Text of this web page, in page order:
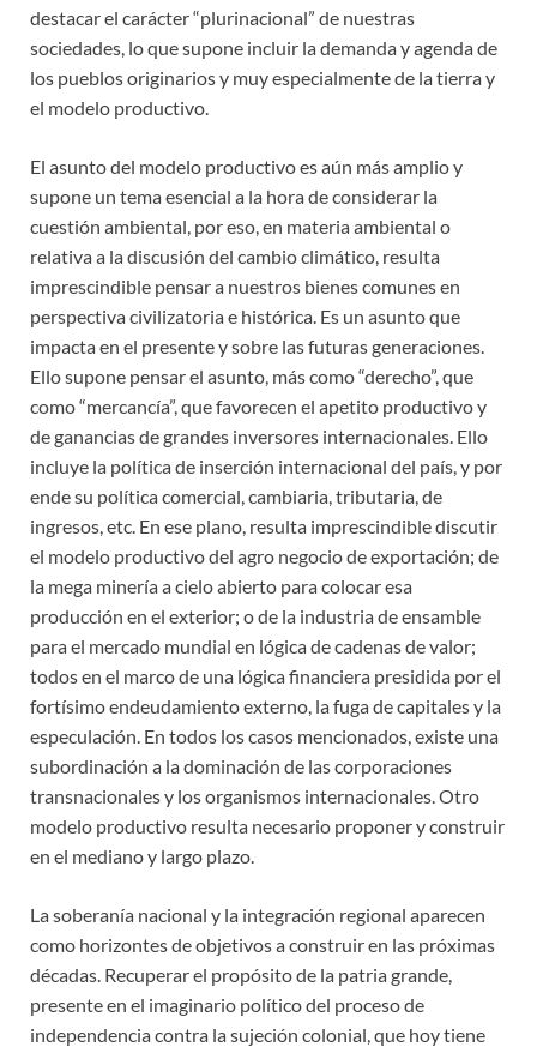
destacar el carácter “plurinacional” de nuestras
sociedades, lo que supone incluir la demanda y agenda de
los pueblos originarios y muy especialmente de la tierra y
el modelo productivo.
El asunto del modelo productivo es aún más amplio y
supone un tema esencial a la hora de considerar la
cuestión ambiental, por eso, en materia ambiental o
relativa a la discusión del cambio climático, resulta
imprescindible pensar a nuestros bienes comunes en
perspectiva civilizatoria e histórica. Es un asunto que
impacta en el presente y sobre las futuras generaciones.
Ello supone pensar el asunto, más como “derecho”, que
como “mercancía”, que favorecen el apetito productivo y
de ganancias de grandes inversores internacionales. Ello
incluye la política de inserción internacional del país, y por
ende su política comercial, cambiaria, tributaria, de
ingresos, etc. En ese plano, resulta imprescindible discutir
el modelo productivo del agro negocio de exportación; de
la mega minería a cielo abierto para colocar esa
producción en el exterior; o de la industria de ensamble
para el mercado mundial en lógica de cadenas de valor;
todos en el marco de una lógica financiera presidida por el
fortísimo endeudamiento externo, la fuga de capitales y la
especulación. En todos los casos mencionados, existe una
subordinación a la dominación de las corporaciones
transnacionales y los organismos internacionales. Otro
modelo productivo resulta necesario proponer y construir
en el mediano y largo plazo.
La soberanía nacional y la integración regional aparecen
como horizontes de objetivos a construir en las próximas
décadas. Recuperar el propósito de la patria grande,
presente en el imaginario político del proceso de
independencia contra la sujeción colonial, que hoy tiene